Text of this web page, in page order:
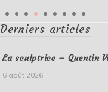
Derniers articles
La sculptrice – Quentin
6 août 2026